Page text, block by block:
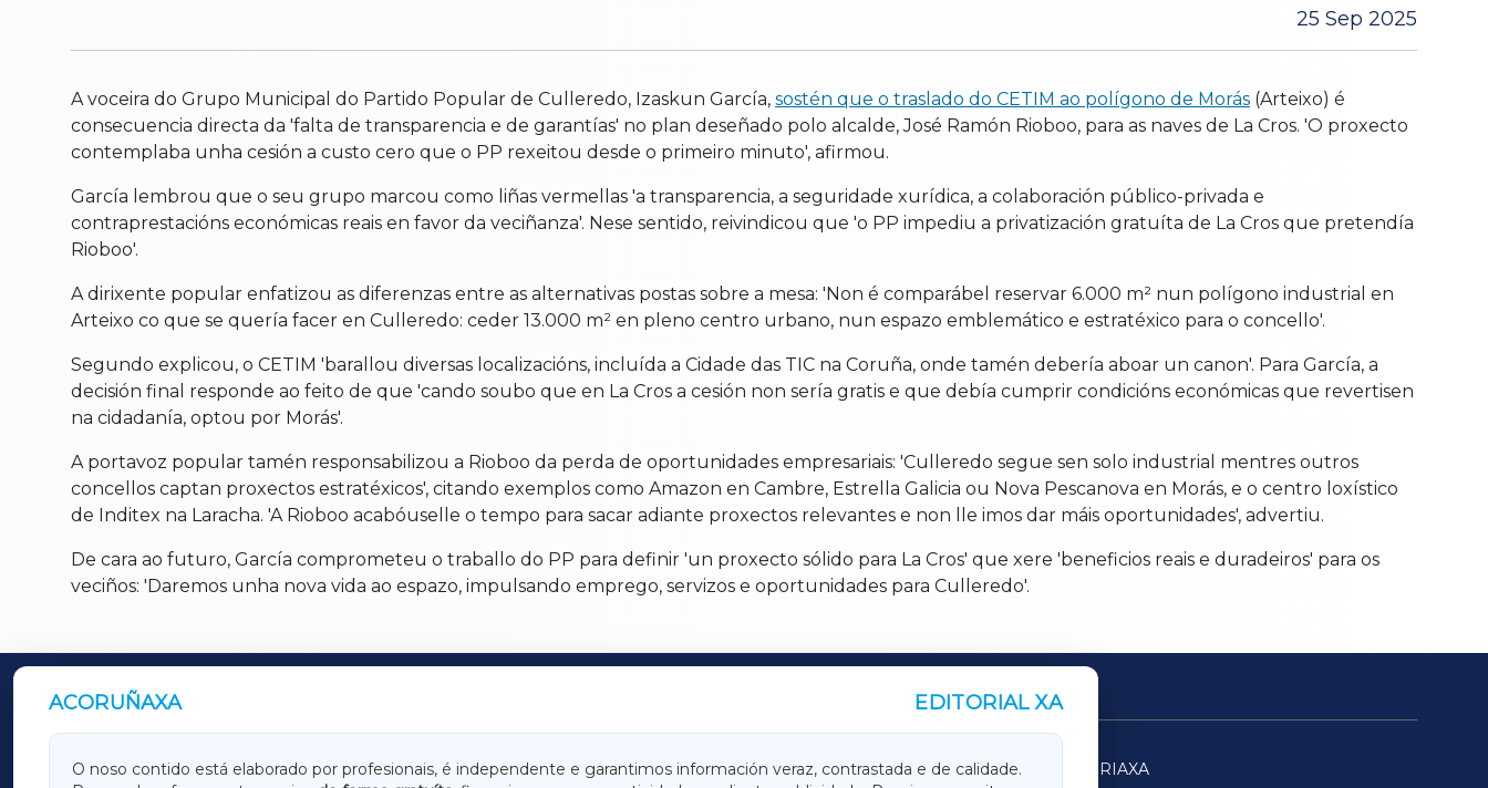
25 Sep 2025
A voceira do Grupo Municipal do Partido Popular de Culleredo, Izaskun García, sostén que o traslado do CETIM ao polígono de Morás (Arteixo) é
consecuencia directa da 'falta de transparencia e de garantías' no plan deseñado polo alcalde, José Ramón Rioboo, para as naves de La Cros. 'O proxecto
contemplaba unha cesión a custo cero que o PP rexeitou desde o primeiro minuto', afirmou.
García lembrou que o seu grupo marcou como liñas vermellas 'a transparencia, a seguridade xurídica, a colaboración público-privada e
contraprestacións económicas reais en favor da veciñanza'. Nese sentido, reivindicou que 'o PP impediu a privatización gratuíta de La Cros que pretendía
Rioboo'.
A dirixente popular enfatizou as diferenzas entre as alternativas postas sobre a mesa: 'Non é comparábel reservar 6.000 m² nun polígono industrial en
Arteixo co que se quería facer en Culleredo: ceder 13.000 m² en pleno centro urbano, nun espazo emblemático e estratéxico para o concello'.
Segundo explicou, o CETIM 'barallou diversas localizacións, incluída a Cidade das TIC na Coruña, onde tamén debería aboar un canon'. Para García, a
decisión final responde ao feito de que 'cando soubo que en La Cros a cesión non sería gratis e que debía cumprir condicións económicas que revertisen
na cidadanía, optou por Morás'.
A portavoz popular tamén responsabilizou a Rioboo da perda de oportunidades empresariais: 'Culleredo segue sen solo industrial mentres outros
concellos captan proxectos estratéxicos', citando exemplos como Amazon en Cambre, Estrella Galicia ou Nova Pescanova en Morás, e o centro loxístico
de Inditex na Laracha. 'A Rioboo acabóuselle o tempo para sacar adiante proxectos relevantes e non lle imos dar máis oportunidades', advertiu.
De cara ao futuro, García comprometeu o traballo do PP para definir 'un proxecto sólido para La Cros' que xere 'beneficios reais e duradeiros' para os
veciños: 'Daremos unha nova vida ao espazo, impulsando emprego, servizos e oportunidades para Culleredo'.
ACORUÑAXA EDITORIAL XA
O noso contido está elaborado por profesionais, é independente e garantimos información veraz, contrastada e de calidade.
OUTROS PERIÓDICOS
GALICIAXA LUGOXA TERRACHAXA
SARRIAXA